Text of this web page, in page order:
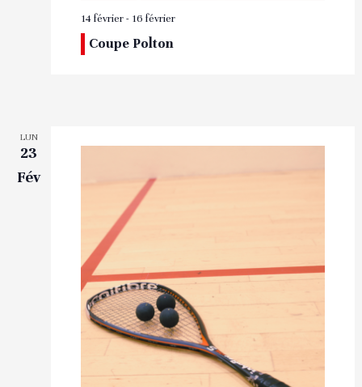
14 février- 16 février
Coupe Polton
LUN
23
Fév